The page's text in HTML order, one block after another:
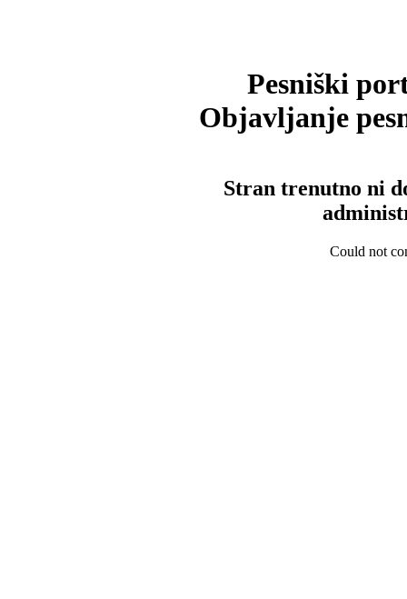
Pesniški
Objavljanje
Stran trenutno ni
Could not